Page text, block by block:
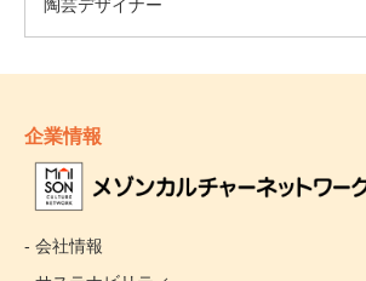
企業情報
- 会社情報